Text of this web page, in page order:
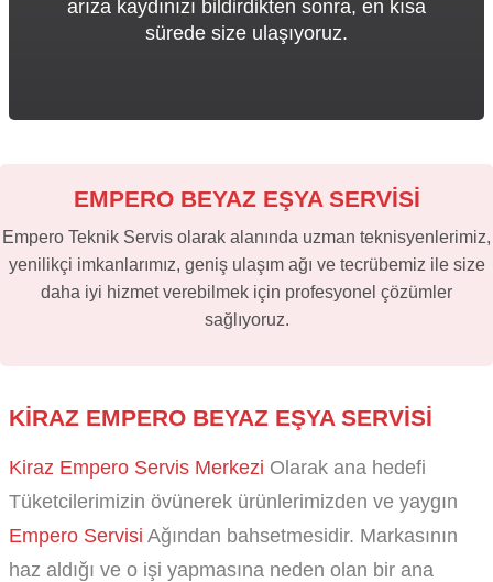
arıza kaydınızı bildirdikten sonra, en kısa
sürede size ulaşıyoruz.
EMPERO BEYAZ EŞYA SERVİSİ
Empero Teknik Servis olarak alanında uzman teknisyenlerimiz,
yenilikçi imkanlarımız, geniş ulaşım ağı ve tecrübemiz ile size
daha iyi hizmet verebilmek için profesyonel çözümler
sağlıyoruz.
KIRAZ EMPERO BEYAZ EŞYA SERVISI
Kiraz Empero Servis Merkezi Olarak ana hedefi
Tüketcilerimizin övünerek ürünlerimizden ve yaygın
Empero Servisi Ağından bahsetmesidir. Markasının
haz aldığı ve o işi yapmasına neden olan bir ana